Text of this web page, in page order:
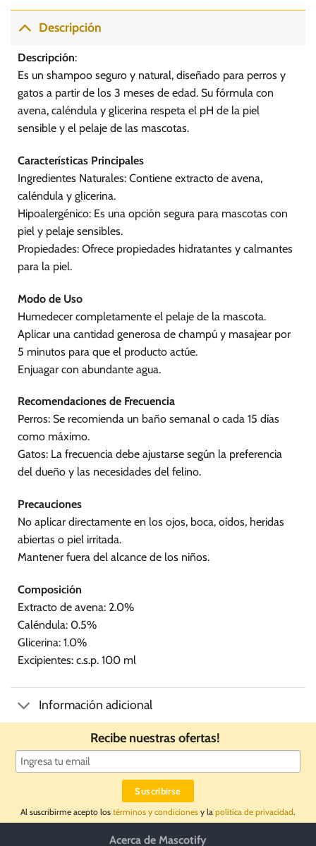
Descripción
Descripción:
Es un shampoo seguro y natural, diseñado para perros y
gatos a partir de los 3 meses de edad. Su fórmula con
avena, caléndula y glicerina respeta el pH de la piel
sensible y el pelaje de las mascotas.
Características Principales
Ingredientes Naturales: Contiene extracto de avena,
caléndula y glicerina.
Hipoalergénico: Es una opción segura para mascotas con
piel y pelaje sensibles.
Propiedades: Ofrece propiedades hidratantes y calmantes
para la piel.
Modo de Uso
Humedecer completamente el pelaje de la mascota.
Aplicar una cantidad generosa de champú y masajear por
5 minutos para que el producto actúe.
Enjuagar con abundante agua.
Recomendaciones de Frecuencia
Perros: Se recomienda un baño semanal o cada 15 días
como máximo.
Gatos: La frecuencia debe ajustarse según la preferencia
del dueño y las necesidades del felino.
Precauciones
No aplicar directamente en los ojos, boca, oídos, heridas
abiertas o piel irritada.
Mantener fuera del alcance de los niños.
Composición
Extracto de avena: 2.0%
Caléndula: 0.5%
Glicerina: 1.0%
Excipientes: c.s.p. 100 ml
Información adicional
Recibe nuestras ofertas!
Al suscribirme acepto los términos y condiciones y la política de privacidad.
Acerca de Mascotify